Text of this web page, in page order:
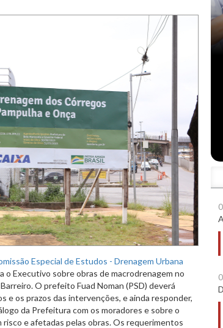
Especial de Estudos - Drenagem Urbana
o Executivo sobre obras de macrodrenagem no
O prefeito Fuad Noman (PSD) deverá
e os prazos das intervenções, e ainda responder,
da Prefeitura com os moradores e sobre o
risco e afetadas pelas obras. Os requerimentos